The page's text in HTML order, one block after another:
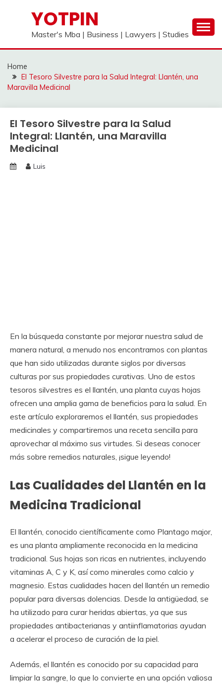
YOTPIN
Master's Mba | Business | Lawyers | Studies
Home
El Tesoro Silvestre para la Salud Integral: Llantén, una
Maravilla Medicinal
El Tesoro Silvestre para la Salud
Integral: Llantén, una Maravilla
Medicinal
Luis
En la búsqueda constante por mejorar nuestra salud de
manera natural, a menudo nos encontramos con plantas
que han sido utilizadas durante siglos por diversas
culturas por sus propiedades curativas. Uno de estos
tesoros silvestres es el llantén, una planta cuyas hojas
ofrecen una amplia gama de beneficios para la salud. En
este artículo exploraremos el llantén, sus propiedades
medicinales y compartiremos una receta sencilla para
aprovechar al máximo sus virtudes. Si deseas conocer
más sobre remedios naturales, ¡sigue leyendo!
Las Cualidades del Llantén en la
Medicina Tradicional
El llantén, conocido científicamente como Plantago major,
es una planta ampliamente reconocida en la medicina
tradicional. Sus hojas son ricas en nutrientes, incluyendo
vitaminas A, C y K, así como minerales como calcio y
magnesio. Estas cualidades hacen del llantén un remedio
popular para diversas dolencias. Desde la antigüedad, se
ha utilizado para curar heridas abiertas, ya que sus
propiedades antibacterianas y antiinflamatorias ayudan
a acelerar el proceso de curación de la piel.
Además, el llantén es conocido por su capacidad para
limpiar la sangre, lo que lo convierte en una opción valiosa